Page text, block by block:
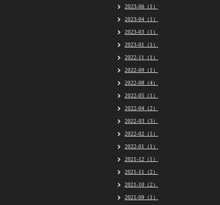
2023-06（1）
2023-04（1）
2023-03（1）
2023-01（1）
2022-11（1）
2022-09（1）
2022-08（4）
2022-05（1）
2022-04（2）
2022-03（3）
2022-02（1）
2022-01（1）
2021-12（1）
2021-11（2）
2021-10（2）
2021-09（1）